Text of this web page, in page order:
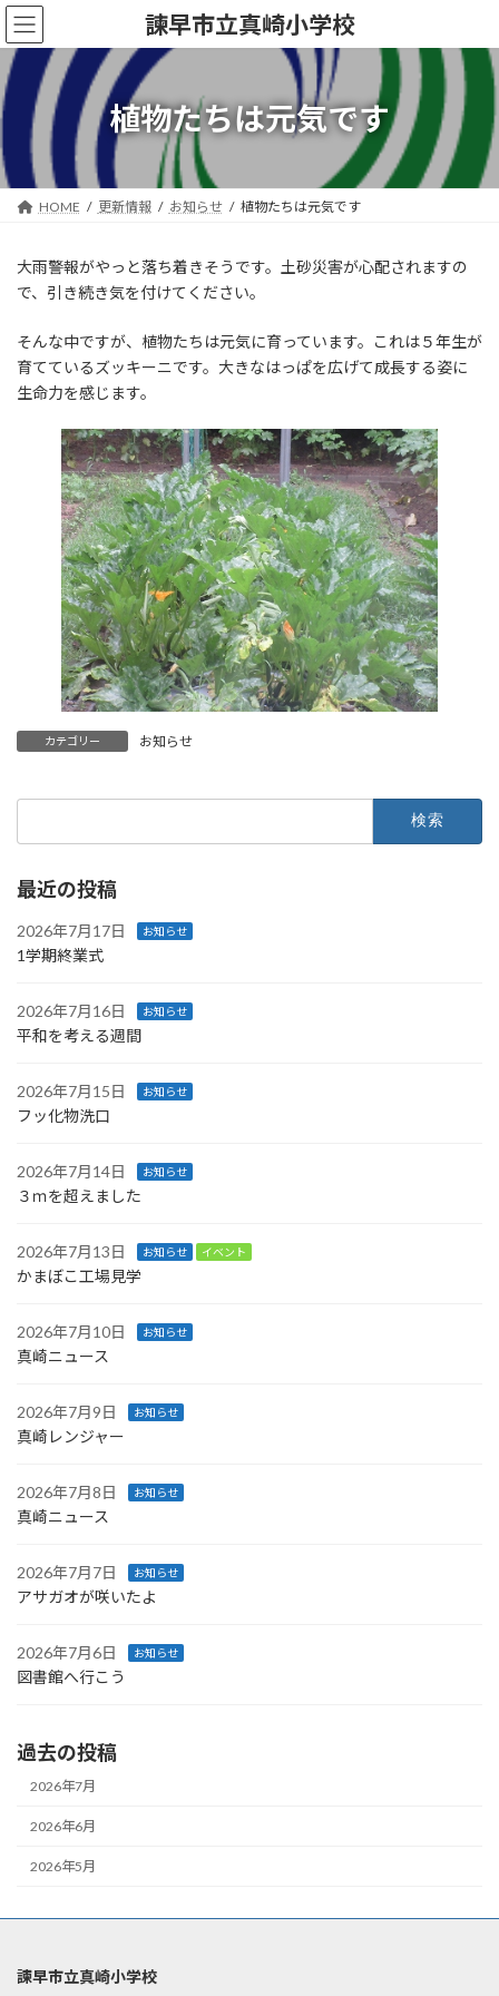
コ
ン
テ
ン
ツ
へ
ス
キ
ッ
ナ
ビ
ゲ
ー
シ
ョ
ン
に
移
諫早市立真崎小学校
植物たちは元気です
HOME 更新情報 お知らせ 植物たちは元気です
大雨警報がやっと落ち着きそうです。土砂災害が心配されますの
で、引き続き気を付けてください。
そんな中ですが、植物たちは元気に育っています。これは５年生が
育てているズッキーニです。大きなはっぱを広げて成長する姿に
生命力を感じます。
カテゴリー お知らせ
最近の投稿
2026年7月17日 お知らせ
1学期終業式
2026年7月16日 お知らせ
平和を考える週間
2026年7月15日 お知らせ
フッ化物洗口
2026年7月14日 お知らせ
３ｍを超えました
2026年7月13日 お知らせ イベント
かまぼこ工場見学
2026年7月10日 お知らせ
真崎ニュース
2026年7月9日 お知らせ
真崎レンジャー
2026年7月8日 お知らせ
真崎ニュース
2026年7月7日 お知らせ
アサガオが咲いたよ
2026年7月6日 お知らせ
図書館へ行こう
過去の投稿
2026年7月
2026年6月
2026年5月
諫早市立真崎小学校